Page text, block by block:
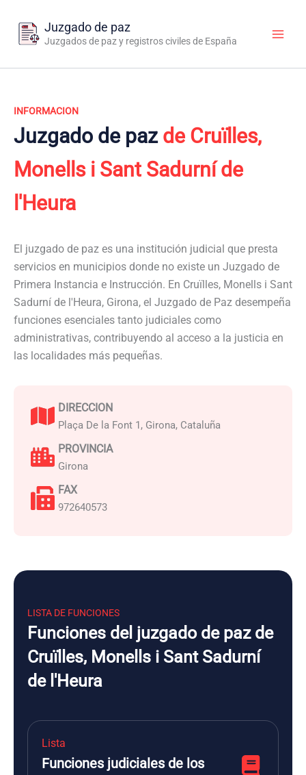
contenido
Juzgado de paz
Juzgados de paz y registros civiles de España
INFORMACION
Juzgado de paz de Cruïlles,
Monells i Sant Sadurní de
l'Heura
El juzgado de paz es una institución judicial que presta
servicios en municipios donde no existe un Juzgado de
Primera Instancia e Instrucción. En Cruïlles, Monells i Sant
Sadurní de l'Heura, Girona, el Juzgado de Paz desempeña
funciones esenciales tanto judiciales como
administrativas, contribuyendo al acceso a la justicia en
las localidades más pequeñas.
DIRECCION
Plaça De la Font 1, Girona, Cataluña
PROVINCIA
Girona
FAX
972640573
LISTA DE FUNCIONES
Funciones del juzgado de paz de
Cruïlles, Monells i Sant Sadurní
de l'Heura
Lista
Funciones judiciales de los